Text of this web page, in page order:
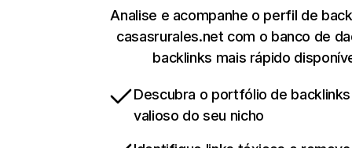
Analise e acompanhe o perfil de
casasrurales.net com o banco de
backlinks mais rápido
Descubra o portfólio de
valioso do seu nicho